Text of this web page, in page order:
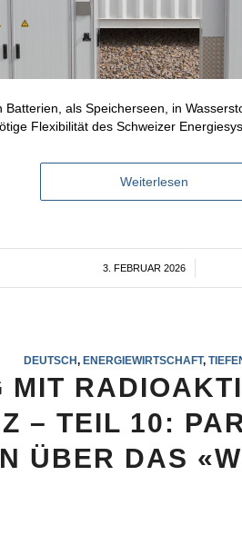
als Speicherseen, in
Flexibilität des Schweizer
Weiterlesen
3. FEBRUAR 2026
/
DEUTSCH, ENERGIEWIRTSCHAFT,
MIT
– TEIL 10:
ÜBER DAS